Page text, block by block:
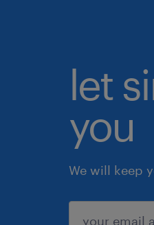
let
you
We will keep